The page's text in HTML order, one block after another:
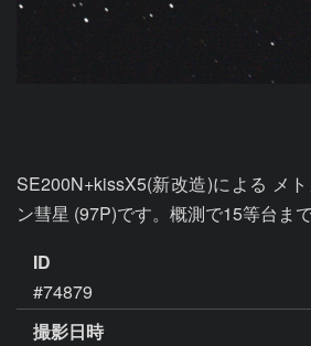
SE200N+kissX5(新改造)による メ
ン彗星 (97P)です。概測で15等台ま
ID
#74879
撮影日時